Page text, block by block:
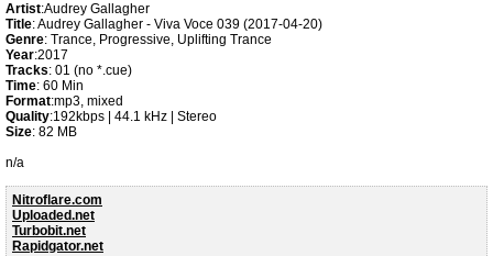
Artist:Audrey Gallagher
Title: Audrey Gallagher - Viva Voce 039 (2017-04-20)
Genre: Trance, Progressive, Uplifting Trance
Year:2017
Tracks: 01 (no *.cue)
Time: 60 Min
Format:mp3, mixed
Quality:192kbps | 44.1 kHz | Stereo
Size: 82 MB
n/a
Nitroflare.com
Uploaded.net
Turbobit.net
Rapidgator.net